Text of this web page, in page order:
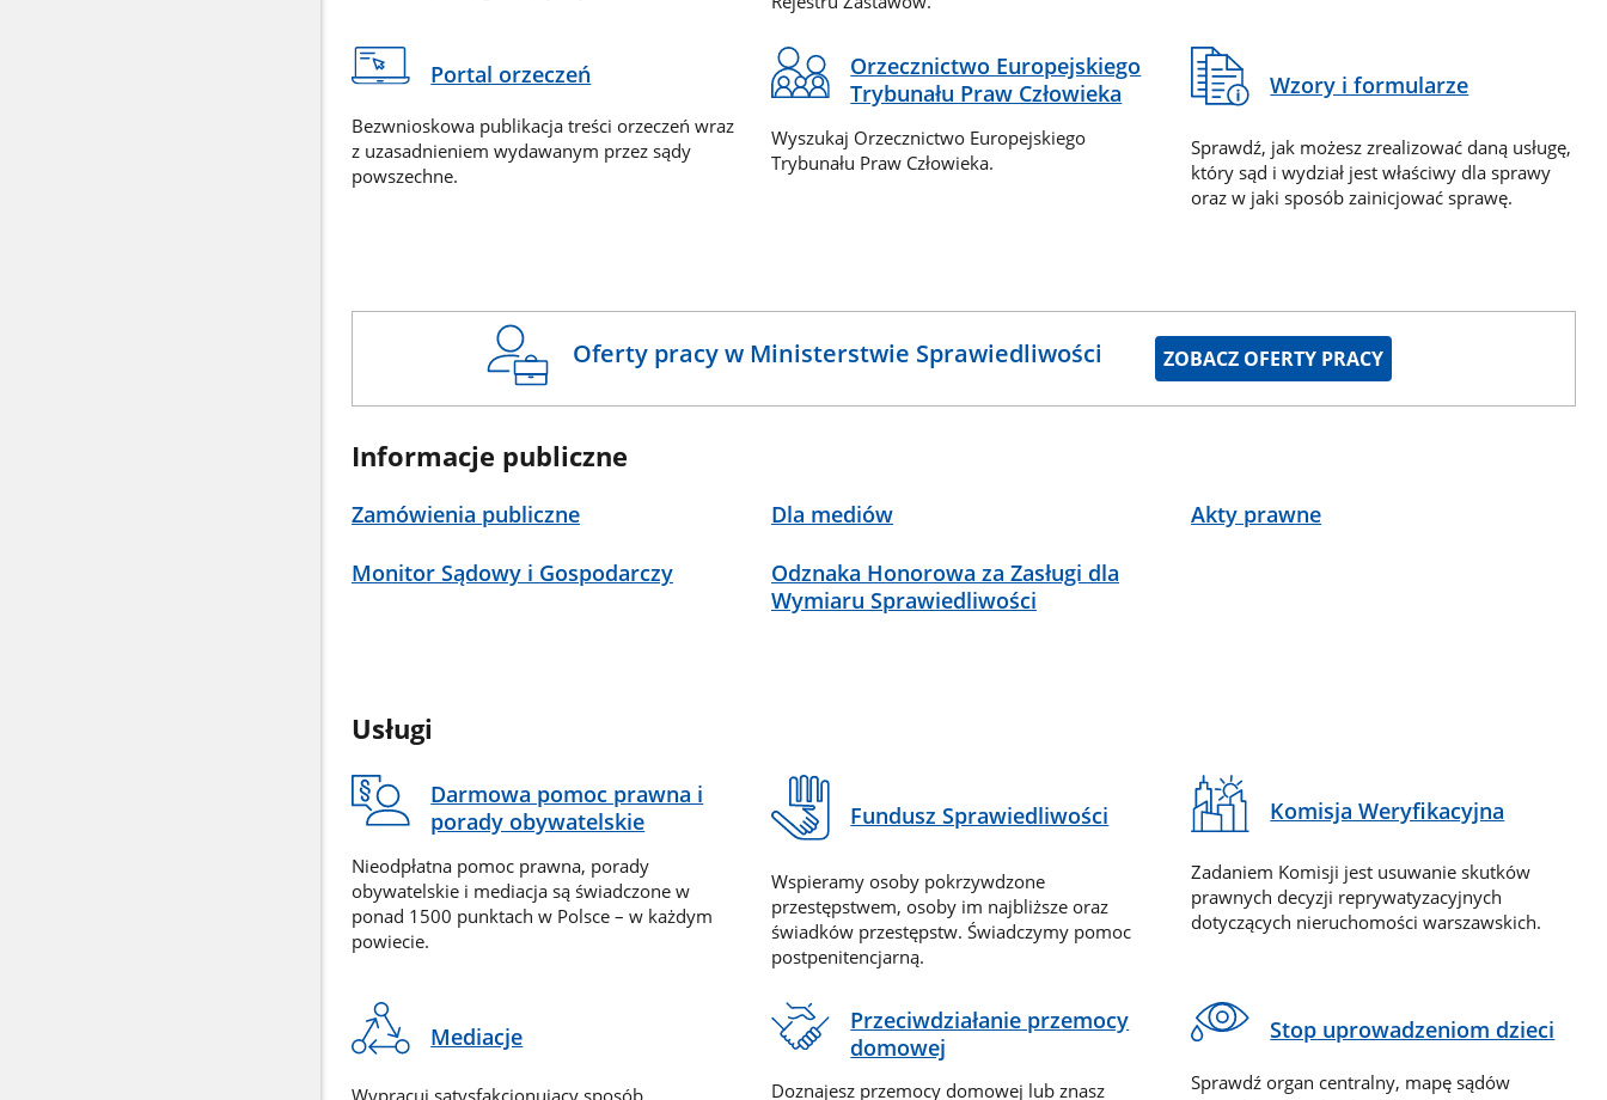
Portal orzeczeń
Bezwnioskowa publikacja treści orzeczeń wraz
z uzasadnieniem wydawanym przez sądy
powszechne.
Orzecznictwo Europejskiego
Trybunału Praw Człowieka
Wyszukaj Orzecznictwo Europejskiego
Trybunału Praw Człowieka.
Wzory i formularze
Sprawdź, jak możesz zrealizować daną usługę,
który sąd i wydział jest właściwy dla sprawy
oraz w jaki sposób zainicjować sprawę.
Oferty pracy w Ministerstwie Sprawiedliwości ZOBACZ OFERTY PRACY
Informacje publiczne
Zamówienia publiczne Dla mediów Akty prawne
Monitor Sądowy i Gospodarczy
Odznaka Honorowa za Zasługi dla
Wymiaru Sprawiedliwości
Usługi
Darmowa pomoc prawna i
porady obywatelskie
Nieodpłatna pomoc prawna, porady
obywatelskie i mediacja są świadczone w
ponad 1500 punktach w Polsce – w każdym
powiecie.
Fundusz Sprawiedliwości
Wspieramy osoby pokrzywdzone
przestępstwem, osoby im najbliższe oraz
świadków przestępstw. Świadczymy pomoc
postpenitencjarną.
Komisja Weryfikacyjna
Zadaniem Komisji jest usuwanie skutków
prawnych decyzji reprywatyzacyjnych
dotyczących nieruchomości warszawskich.
Mediacje
Przeciwdziałanie przemocy
domowej
Doznajesz przemocy domowej lub znasz
Stop uprowadzeniom dzieci
Sprawdź organ centralny, mapę sądów